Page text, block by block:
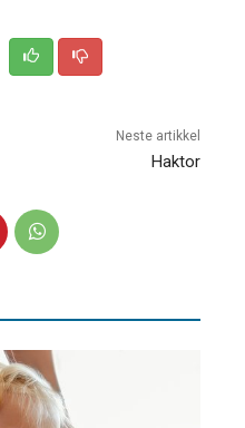
Neste artikkel
Haktor